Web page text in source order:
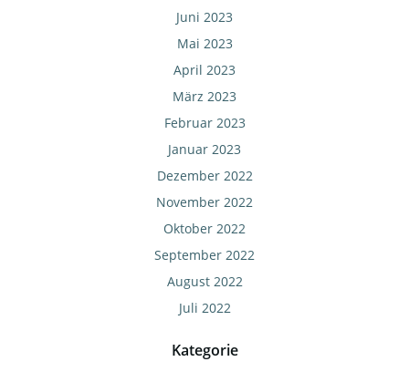
Juni 2023
Mai 2023
April 2023
März 2023
Februar 2023
Januar 2023
Dezember 2022
November 2022
Oktober 2022
September 2022
August 2022
Juli 2022
Kategorie